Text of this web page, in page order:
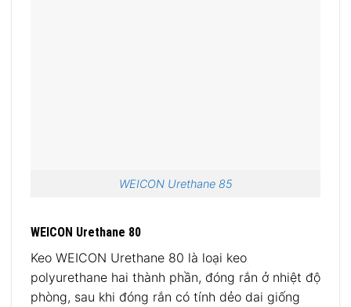
WEICON Urethane 85
WEICON Urethane 80
Keo WEICON Urethane 80 là loại keo
polyurethane hai thành phần, đóng rắn ở nhiệt độ
phòng, sau khi đóng rắn có tính dẻo dai giống